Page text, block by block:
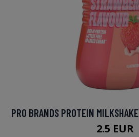
PRO BRANDS PROTEIN
2.5 EUR